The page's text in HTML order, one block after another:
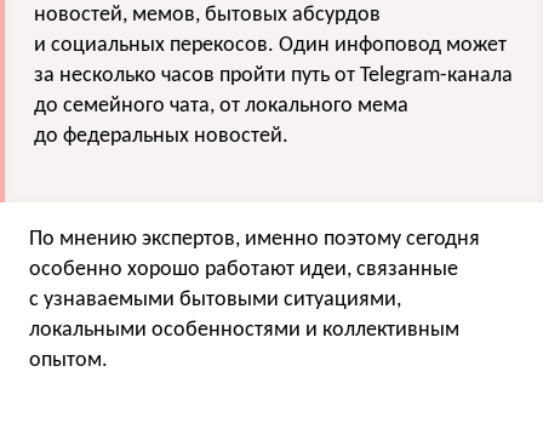
новостей, мемов, бытовых абсурдов
и социальных перекосов. Один инфоповод может
за несколько часов пройти путь от Telegram-канала
до семейного чата, от локального мема
до федеральных новостей.
По мнению экспертов, именно поэтому сегодня
особенно хорошо работают идеи, связанные
с узнаваемыми бытовыми ситуациями,
локальными особенностями и коллективным
опытом.